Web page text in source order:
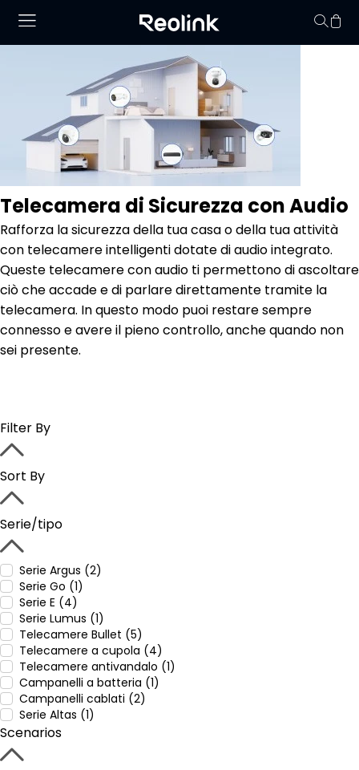
Il carrello non
Telecamera di Sicurezza con Audio
Rafforza la sicurezza della tua casa o della tua attività
con telecamere intelligenti dotate di audio integrato.
Queste telecamere con audio ti permettono di ascoltare
ciò che accade e di parlare direttamente tramite la
telecamera. In questo modo puoi restare sempre
connesso e avere il pieno controllo, anche quando non
sei presente.
Filter By
Sort By
Serie/tipo
Serie Argus (2)
Serie Go (1)
Serie E (4)
Serie Lumus (1)
Telecamere Bullet (5)
Telecamere a cupola (4)
Telecamere antivandalo (1)
Campanelli a batteria (1)
Campanelli cablati (2)
Serie Altas (1)
Scenarios